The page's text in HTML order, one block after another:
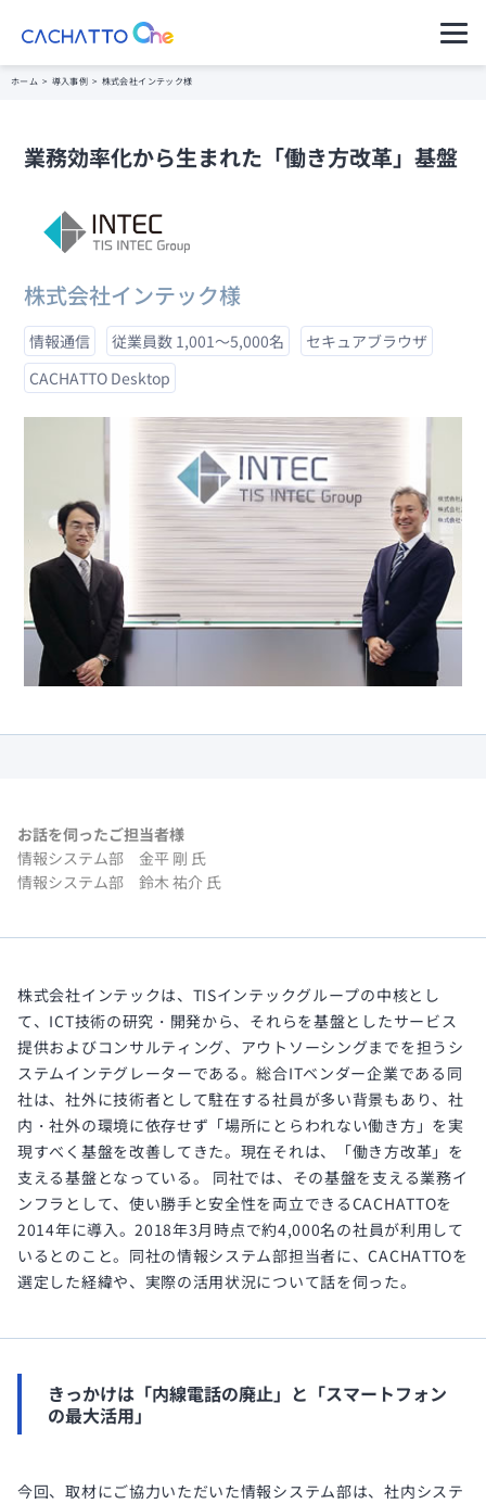
CACHATTO
製品ラインア
ュリティ
自治体のご担
界のご担当者
セキュアコン
分離環境へのアクセスを端末
1台で実現データレスクライ
ニンジャコネ
リモートデス
クトップ
お得な料金体系でシンプル機
能リモートデスクトップ
Splashtop for
CACHATTO
セキュリティも便利機能も充
実リモートデスクトップ
セキュアブラ
ウザ
軽微な業務に最適なPC向け
導入イメージ
※これまでの
料金プラン・購
パートナー一覧
運用ご担当者様（管理者様）
ホーム > 導入事例 > 株式会社インテック様
業務効率化から生まれた「働き方改革」基盤
株式会社インテック様
情報通信 従業員数 1,001～5,000名
セキュアブラウザ
CACHATTO Desktop
お話を伺ったご担当者様
情報システム部 金平 剛 氏
情報システム部 鈴木 祐介 氏
株式会社インテックは、TISインテックグループの中核とし
て、ICT技術の研究・開発から、それらを基盤としたサービス
提供およびコンサルティング、アウトソーシングまでを担うシ
ステムインテグレーターである。総合ITベンダー企業である同
社は、社外に技術者として駐在する社員が多い背景もあり、社
内・社外の環境に依存せず「場所にとらわれない働き方」を実
現すべく基盤を改善してきた。現在それは、「働き方改革」を
支える基盤となっている。 同社では、その基盤を支える業務イ
ンフラとして、使い勝手と安全性を両立できるCACHATTOを
2014年に導入。2018年3月時点で約4,000名の社員が利用して
いるとのこと。同社の情報システム部担当者に、CACHATTOを
選定した経緯や、実際の活用状況について話を伺った。
きっかけは「内線電話の廃止」と「スマートフォン
の最大活用」
今回、取材にご協力いただいた情報システム部は、社内システ